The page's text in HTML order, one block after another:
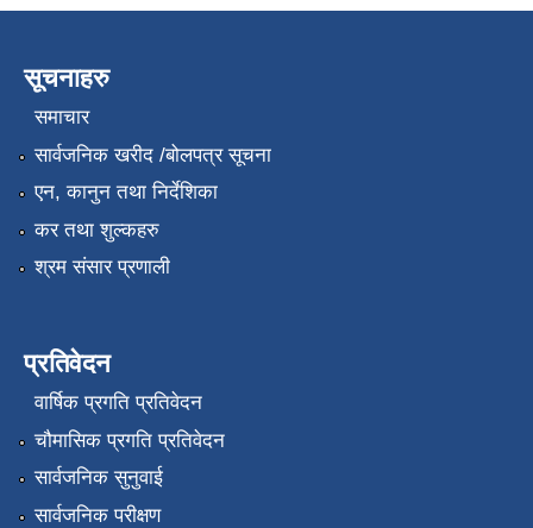
सूचनाहरु
समाचार
सार्वजनिक खरीद /बोलपत्र सूचना
एन, कानुन तथा निर्देशिका
कर तथा शुल्कहरु
श्रम संसार प्रणाली
प्रतिवेदन
वार्षिक प्रगति प्रतिवेदन
चौमासिक प्रगति प्रतिवेदन
सार्वजनिक सुनुवाई
सार्वजनिक परीक्षण